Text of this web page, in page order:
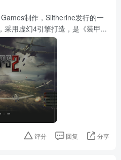
制作，Slitherine发行的一
采用虚幻4引擎打造，是《装甲...
评分 回复 分享